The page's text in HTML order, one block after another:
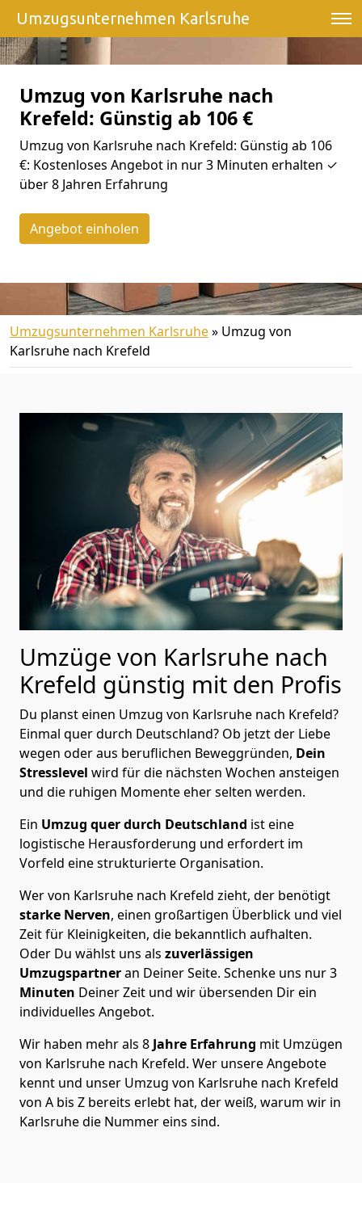
Umzugsunternehmen Karlsruhe
Umzug von Karlsruhe nach
Krefeld: Günstig ab 106 €
Umzug von Karlsruhe nach Krefeld: Günstig ab 106
€: Kostenloses Angebot in nur 3 Minuten erhalten ✓
über 8 Jahren Erfahrung
Angebot einholen
Umzugsunternehmen Karlsruhe» Umzug von
Karlsruhe nach Krefeld
Umzüge von Karlsruhe nach
Krefeld günstig mit den Profis
Du planst einen Umzug von Karlsruhe nach Krefeld?
Einmal quer durch Deutschland? Ob jetzt der Liebe
wegen oder aus beruflichen Beweggründen, Dein
Stresslevel wird für die nächsten Wochen ansteigen
und die ruhigen Momente eher selten werden.
Ein Umzug quer durch Deutschland ist eine
logistische Herausforderung und erfordert im
Vorfeld eine strukturierte Organisation.
Wer von Karlsruhe nach Krefeld zieht, der benötigt
starke Nerven, einen großartigen Überblick und viel
Zeit für Kleinigkeiten, die bekanntlich aufhalten.
Oder Du wählst uns als zuverlässigen
Umzugspartneran Deiner Seite. Schenke uns nur3
Minuten Deiner Zeit und wir übersenden Dir ein
individuelles Angebot.
Wir haben mehr als 8 Jahre Erfahrung mit Umzügen
von Karlsruhe nach Krefeld. Wer unsere Angebote
kennt und unser Umzug von Karlsruhe nach Krefeld
von A bis Z bereits erlebt hat, der weiß, warum wir in
Karlsruhe die Nummer eins sind.